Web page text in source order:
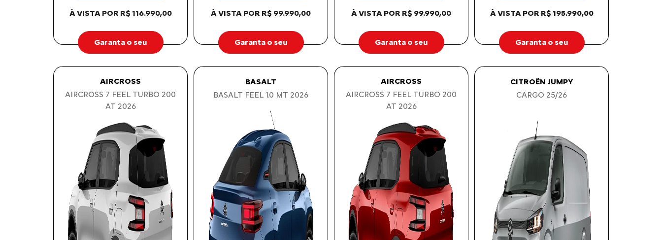
À VISTA POR R$ 116.990,00
Garanta o seu
À VISTA POR R$ 99.990,00
Garanta o seu
À VISTA POR R$ 99.990,00
Garanta o seu
À VISTA POR R$ 195.990,00
Garanta o seu
AIRCROSS
AIRCROSS 7 FEEL TURBO 200
AT 2026
BASALT
BASALT FEEL 1.0 MT 2026
AIRCROSS
AIRCROSS 7 FEEL TURBO 200
AT 2026
CITROËN JUMPY
CARGO 25/26